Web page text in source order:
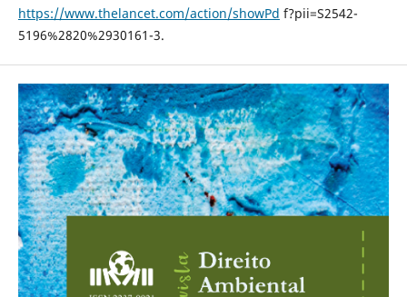
https://www.thelancet.com/action/showPd f?pii=S2542-
5196%2820%2930161-3.